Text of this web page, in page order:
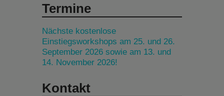
Termine
Nächste kostenlose
Einstiegsworkshops am 25. und 26.
September 2026 sowie am 13. und
14. November 2026!
Kontakt